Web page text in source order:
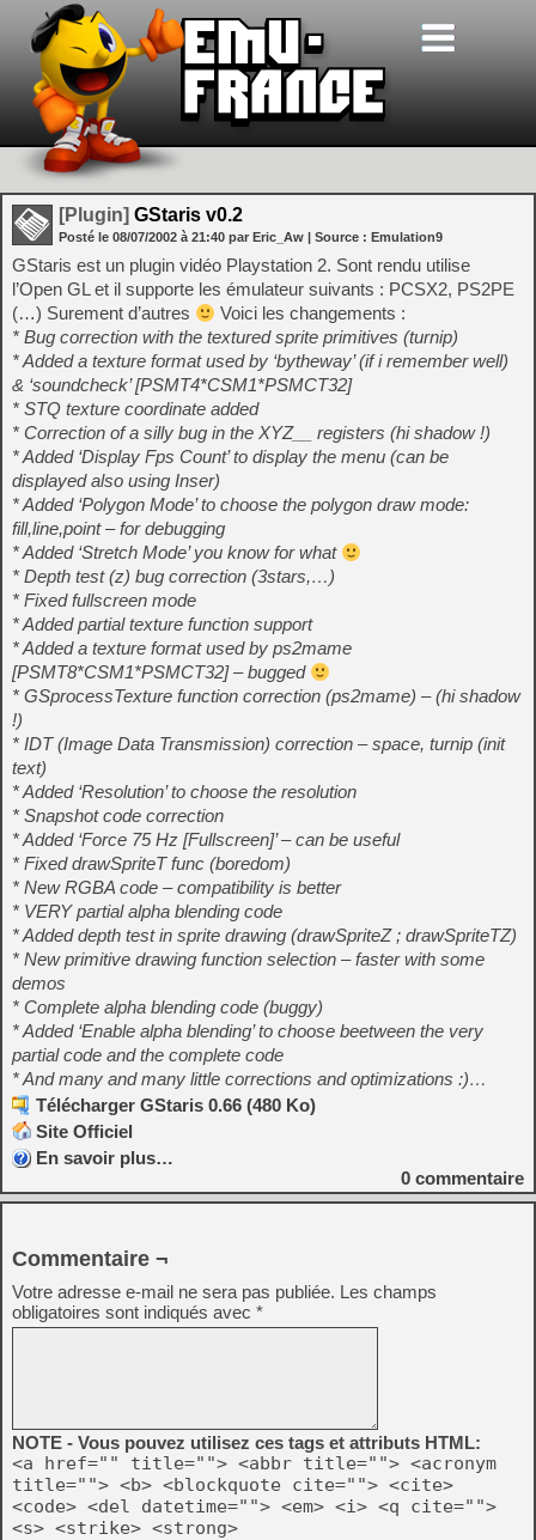
[Plugin] GStaris v0.2
Posté le 08/07/2002 à 21:40 par Eric_Aw | Source : Emulation9
GStaris est un plugin vidéo Playstation 2. Sont rendu utilise
l’Open GL et il supporte les émulateur suivants : PCSX2, PS2PE
(…) Surement d’autres
Voici les changements :
* Bug correction with the textured sprite primitives (turnip)
* Added a texture format used by ‘bytheway’ (if i remember well)
& ‘soundcheck’ [PSMT4*CSM1*PSMCT32]
* STQ texture coordinate added
* Correction of a silly bug in the XYZ__ registers (hi shadow !)
* Added ‘Display Fps Count’ to display the menu (can be
displayed also using Inser)
* Added ‘Polygon Mode’ to choose the polygon draw mode:
fill,line,point – for debugging
* Added ‘Stretch Mode’ you know for what
* Depth test (z) bug correction (3stars,…)
* Fixed fullscreen mode
* Added partial texture function support
* Added a texture format used by ps2mame
[PSMT8*CSM1*PSMCT32] – bugged
* GSprocessTexture function correction (ps2mame) – (hi shadow
!)
* IDT (Image Data Transmission) correction – space, turnip (init
text)
* Added ‘Resolution’ to choose the resolution
* Snapshot code correction
* Added ‘Force 75 Hz [Fullscreen]’ – can be useful
* Fixed drawSpriteT func (boredom)
* New RGBA code – compatibility is better
* VERY partial alpha blending code
* Added depth test in sprite drawing (drawSpriteZ ; drawSpriteTZ)
* New primitive drawing function selection – faster with some
demos
* Complete alpha blending code (buggy)
* Added ‘Enable alpha blending’ to choose beetween the very
partial code and the complete code
* And many and many little corrections and optimizations :)…
Télécharger GStaris 0.66 (480 Ko)
Site Officiel
En savoir plus…
0 commentaire
Commentaire ¬
Votre adresse e-mail ne sera pas publiée. Les champs
obligatoires sont indiqués avec *
NOTE - Vous pouvez utilisez ces tags et attributs HTML:
<a href="" title=""> <abbr title=""> <acronym
title=""> <b> <blockquote cite=""> <cite>
<code> <del datetime=""> <em> <i> <q cite="">
<s> <strike> <strong>